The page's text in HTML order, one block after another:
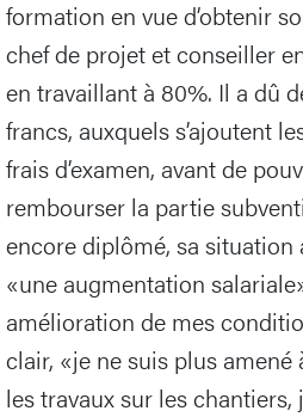
formation en vue d’obtenir
chef de projet et conseiller
en travaillant à 80%. Il a dû
francs, auxquels s’ajoutent
frais d’examen, avant de
rembourser la partie
encore diplômé, sa situation
«une augmentation
amélioration de mes
clair, «je ne suis plus
les travaux sur les